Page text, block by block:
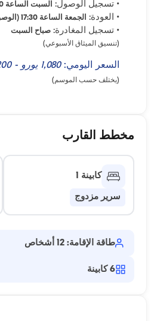
• تسجيل الوصول: السبت الساعة 15:30
• العودة: الجمعة الساعة 17:30 (الوصول إلى الميناء)
• تسجيل المغادرة: صباح السبت
(تنسيق الميثاق الأسبوعي)
السعر اليومي:1,080 يورو - 1,200 يورو
(يختلف حسب الموسم)
مخطط القارب
كابينة 1
سرير مزدوج
طاقة الإقامة: 12 أشخاص
6 كابينة